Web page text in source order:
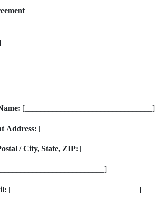
[________________________________]
Address:
/ City, State, ZIP:
[________________________________]